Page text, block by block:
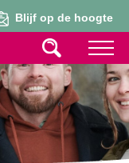
Blijf op de hoogte